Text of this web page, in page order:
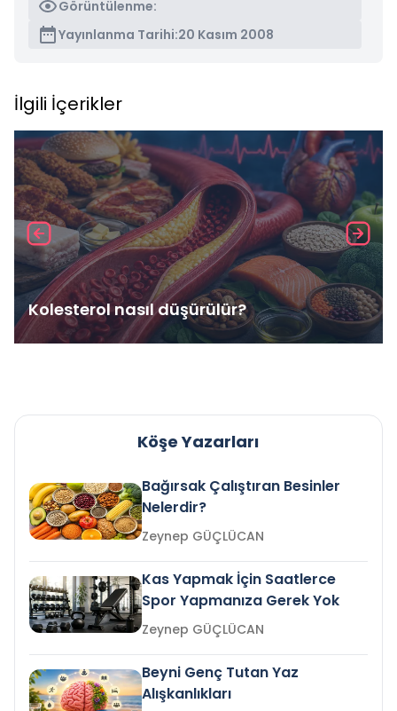
Görüntülenme:
Yayınlanma Tarihi:20 Kasım 2008
İlgili İçerikler
Kolesterol nasıl düşürülür?
Köşe Yazarları
Bağırsak Çalıştıran Besinler
Nelerdir?
Zeynep GÜÇLÜCAN
Kas Yapmak İçin Saatlerce
Spor Yapmanıza Gerek Yok
Zeynep GÜÇLÜCAN
Beyni Genç Tutan Yaz
Alışkanlıkları